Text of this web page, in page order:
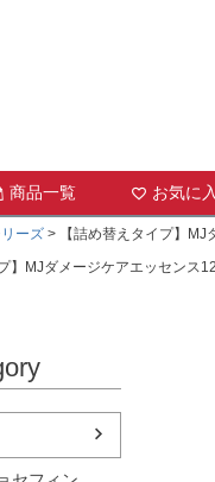
商品一覧 お気に
ーズ
【詰め替えタイプ】
】MJダメージケアエッセンス